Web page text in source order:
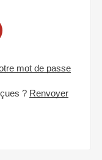
mot de passe
? Renvoyer